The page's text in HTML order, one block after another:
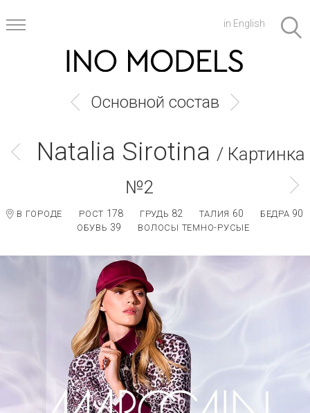
in English
Основной состав
Natalia Sirotina / Картинка
№2
В ГОРОДЕ РОСТ 178 ГРУДЬ 82 ТАЛИЯ 60 БЕДРА 90
ОБУВЬ 39 ВОЛОСЫ ТЕМНО-РУСЫЕ